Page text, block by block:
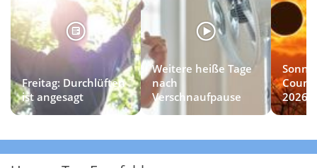
Freitag: Durchlüften
ist angesagt
Weitere heiße Tage
nach
Verschnaufpause
2026